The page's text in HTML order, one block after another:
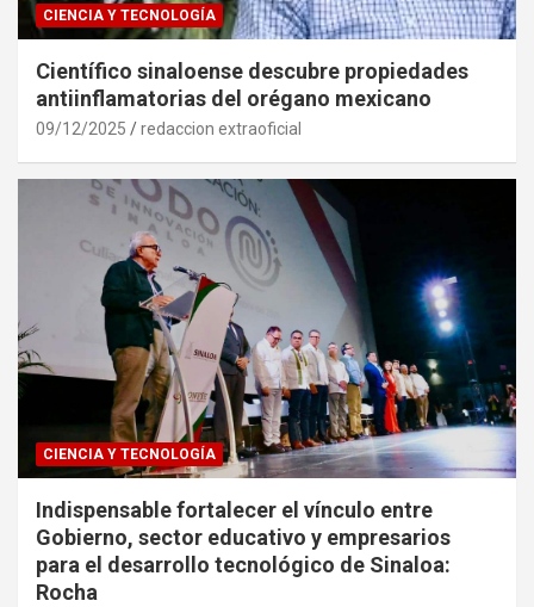
CIENCIA Y TECNOLOGÍA
Científico sinaloense descubre propiedades
antiinflamatorias del orégano mexicano
09/12/2025 redaccion extraoficial
CIENCIA Y TECNOLOGÍA
Indispensable fortalecer el vínculo entre
Gobierno, sector educativo y empresarios
para el desarrollo tecnológico de Sinaloa:
Rocha